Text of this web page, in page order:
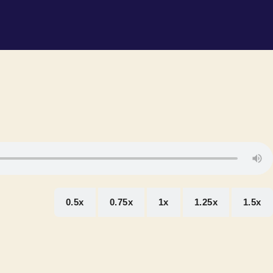
0.5x 0.75x 1x 1.25x 1.5x